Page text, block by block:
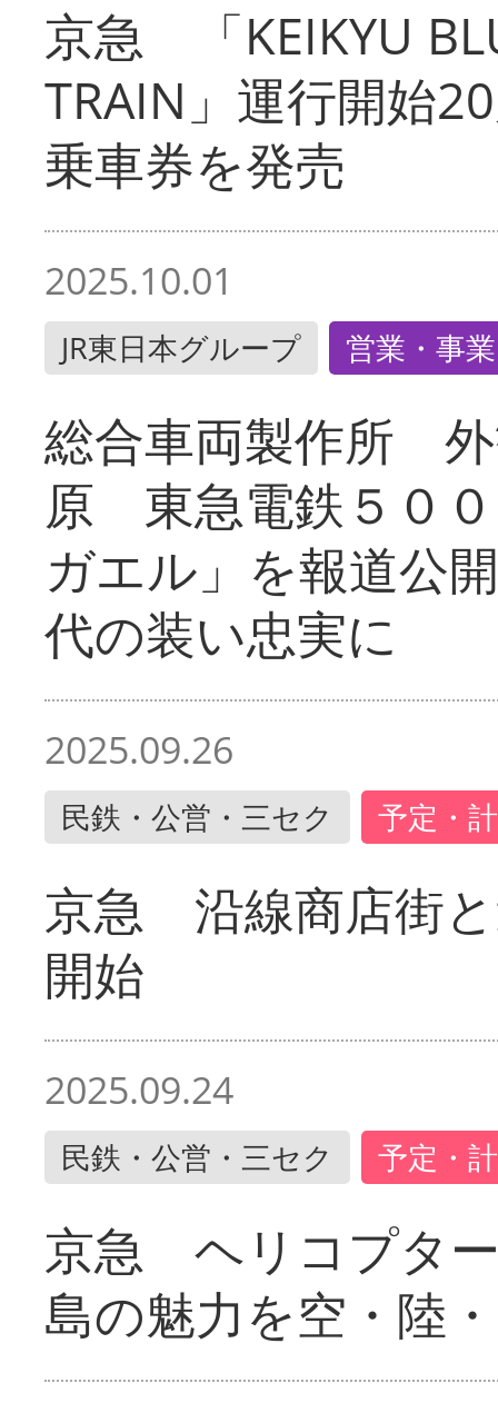
京急 「KEIKYU
TRAIN」運行開始
乗車券を発売
2025.10.01
JR東日本グループ 営業・事
総合車両製作所
原 東急電鉄５０
ガエル」を報道公
代の装い忠実に
2025.09.26
民鉄・公営・三セク 予定・
京急 沿線商店街
開始
2025.09.24
民鉄・公営・三セク 予定・
京急 ヘリコプタ
島の魅力を空・陸